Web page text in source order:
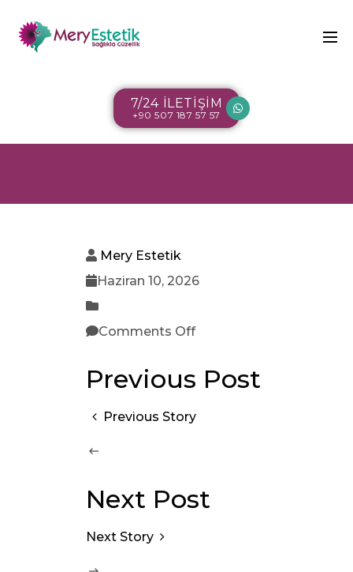
7/24 İLETİŞİM
+90 507 187 57 57
Mery Estetik
Haziran 10, 2026
Comments Off
Previous Post
Previous Story
Next Post
Next Story